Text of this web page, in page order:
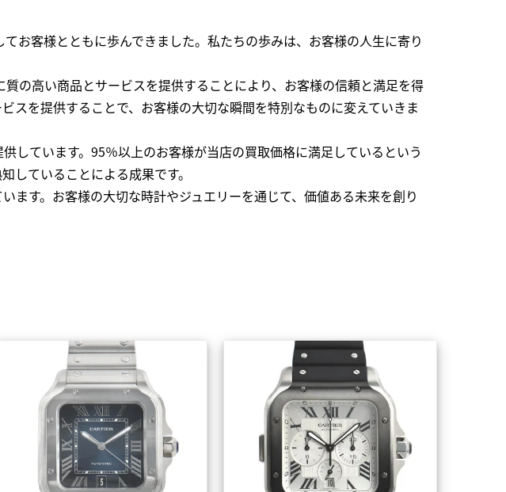
お客様とともに歩んできました。私たちの歩みは、お客様の人生に寄り
の高い商品とサービスを提供することにより、お客様の信頼と満足を得
スを提供することで、お客様の大切な瞬間を特別なものに変えていきま
しています。95％以上のお客様が当店の買取価格に満足しているという
していることによる成果です。
ます。お客様の大切な時計やジュエリーを通じて、価値ある未来を創り